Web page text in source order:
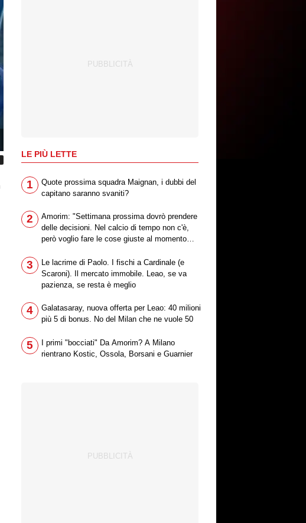
LE PIÙ LETTE
1
Quote prossima squadra Maignan, i dubbi del
capitano saranno svaniti?
2
Amorim: "Settimana prossima dovrò prendere
delle decisioni. Nel calcio di tempo non c'è,
però voglio fare le cose giuste al momento
3
Le lacrime di Paolo. I fischi a Cardinale (e
Scaroni). Il mercato immobile. Leao, se va
pazienza, se resta è meglio
4
Galatasaray, nuova offerta per Leao: 40 milioni
più 5 di bonus. No del Milan che ne vuole 50
5
I primi "bocciati" Da Amorim? A Milano
rientrano Kostic, Ossola, Borsani e Guarnier